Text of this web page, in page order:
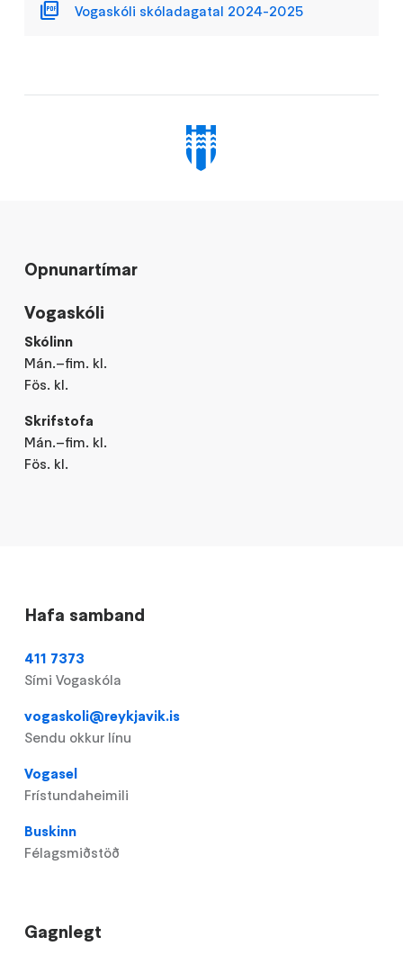
Vogaskóli skóladagatal 2024-2025
Opnunartímar
Vogaskóli
Skólinn
Mán.–fim. kl.
Fös. kl.
Skrifstofa
Mán.–fim. kl.
Fös. kl.
Hafa samband
411 7373
Sími Vogaskóla
vogaskoli@reykjavik.is
Sendu okkur línu
Vogasel
Frístundaheimili
Buskinn
Félagsmiðstöð
Gagnlegt